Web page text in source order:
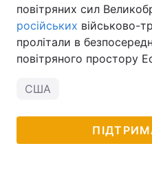
повітряних сил
російських військово-
пролітали в
повітряного простору
США